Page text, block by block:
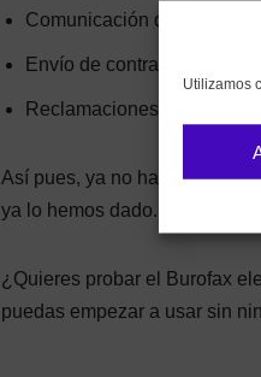
Utilizamos
Comunicación de inicio de
Envío de contratos laborales
Reclamaciones previas
Así pues, ya no hay excusa
ya lo hemos dado.
¿Quieres probar el Burofax
puedas empezar a usar sin